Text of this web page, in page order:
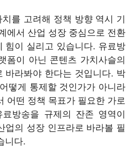
를 고려해 정책 방향 역시 기
에서 산업 성장 중심으로 전환
힘이 실리고 있습니다. 유료방
폼이 아닌 콘텐츠 가치사슬의
바라봐야 한다는 것입니다. 박
떻게 통제할 것인가가 아니라
어떤 정책 목표가 필요한 가로
방송을 규제의 잔존 영역이
업의 성장 인프라로 바라볼 필
니다.